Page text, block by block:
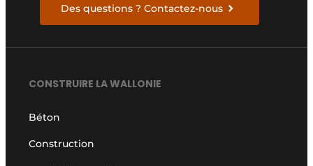
Des questions ? Contactez-nous
CONSTRUIRE LA WALLONIE
Béton
Construction